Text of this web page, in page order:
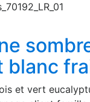
blanc